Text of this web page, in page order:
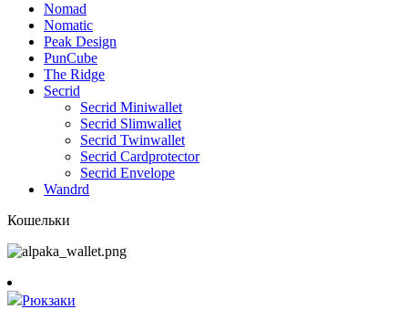
Nomad
Nomatic
Peak Design
PunCube
The Ridge
Secrid
Secrid Miniwallet
Secrid Slimwallet
Secrid Twinwallet
Secrid Cardprotector
Secrid Envelope
Wandrd
Кошельки
Рюкзаки